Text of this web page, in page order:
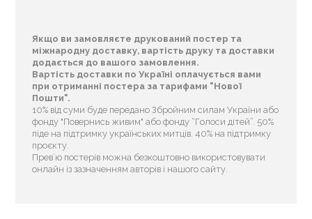
Якщо ви замовляєте друкований постер та
міжнародну доставку, вартість друку та доставки
додається до вашого замовлення.
Вартість доставки по Україні оплачується вами
при отриманні постера за тарифами "Нової
Пошти".
10% від суми буде передано Збройним силам України або
фонду "Повернись живим" або фонду “Голоси дітей”. 50%
піде на підтримку українських митців. 40% на підтримку
проєкту.
Прев’ю постерів можна безкоштовно використовувати
онлайн із зазначенням авторів і нашого сайту.